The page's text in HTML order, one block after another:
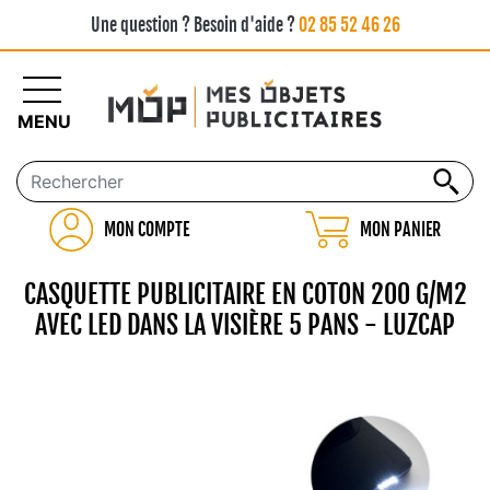
Une question ? Besoin d'aide ?02 85 52 46 26
MON COMPTE MON PANIER
MENU
CASQUETTE PUBLICITAIRE EN COTON 200 G/M2
AVEC LED DANS LA VISIÈRE 5 PANS - LUZCAP